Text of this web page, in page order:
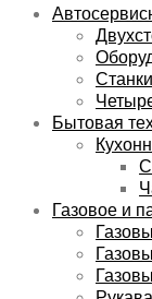
Бытовая
Газовое и